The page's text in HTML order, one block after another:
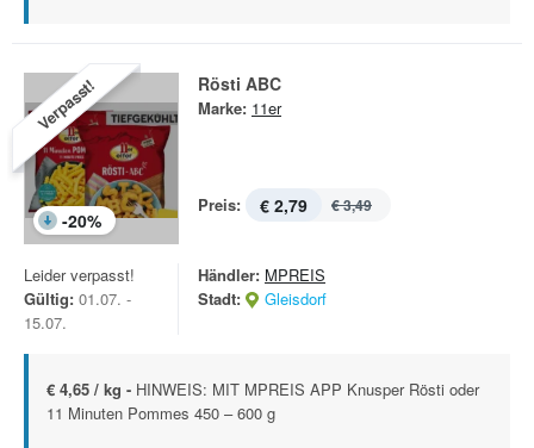
Verpasst!
-20%
Rösti ABC
Marke: 11er
Preis: € 2,79 € 3,49
Leider verpasst!
Gültig: 01.07. -
15.07.
Händler: MPREIS
Stadt:
Gleisdorf
€ 4,65 / kg - HINWEIS: MIT MPREIS APP Knusper Rösti oder
11 Minuten Pommes 450 – 600 g